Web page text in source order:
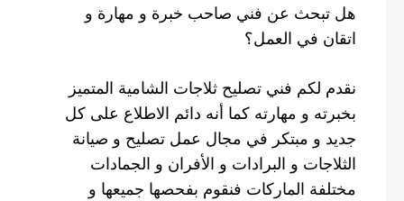
هل تبحث عن فني صاحب خبرة و مهارة و
اتقان في العمل؟
نقدم لكم فني تصليح ثلاجات الشامية المتميز
بخبرته و مهارته كما أنه دائم الاطلاع على كل
جديد و مبتكر في مجال عمل تصليح و صيانة
الثلاجات و البرادات و الأفران و الجمادات
مختلفة الماركات فنقوم بفحصها جميعها و